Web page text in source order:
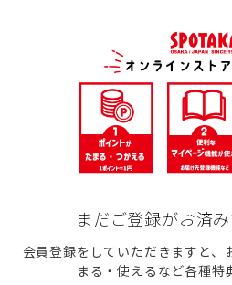
まだご登録がお済
会員登録をしていただきますと、
まる・使えるなど各種特